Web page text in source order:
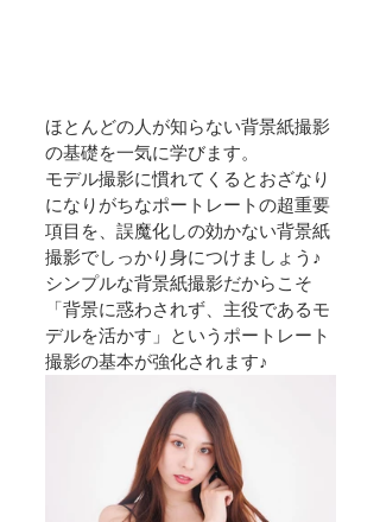
ほとんどの人が知らない背景紙撮影
の基礎を一気に学びます。
モデル撮影に慣れてくるとおざなり
になりがちなポートレートの超重要
項目を、誤魔化しの効かない背景紙
撮影でしっかり身につけましょう♪
シンプルな背景紙撮影だからこそ
「背景に惑わされず、主役であるモ
デルを活かす」というポートレート
撮影の基本が強化されます♪